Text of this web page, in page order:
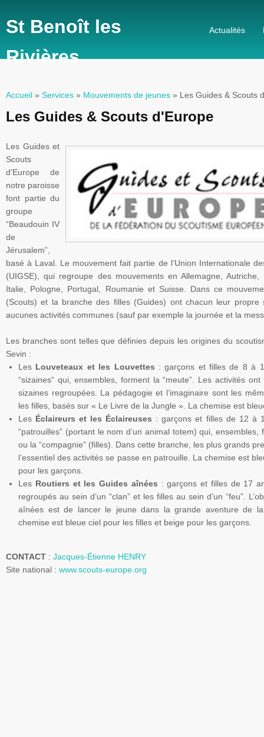
St Benoît les
Rivières
Actualités
Vous êtes ici
Accueil » Services » Mouvements de jeunes » Les Guides & Scouts
Les Guides & Scouts d'Europe
Les Guides et
Scouts
d’Europe de
notre paroisse
font partie du
groupe
“Beaudouin IV
de
Jérusalem”
basé à Laval . Le mouvement fait partie de l’Union Internationale
(UIGSE), qui regroupe des mouvements en Allemagne,
Italie, Pologne , Portugal, Roumanie et Suisse. Dans ce
(Scouts) et la branche des filles (Guides) ont chacun leur propre
aucunes activités communes (sauf par exemple la journée et la
Les branches sont telles que définies depuis les origines du
Sevin :
Les Louveteaux et les Louvettes : garçons et filles de 8 à
“sizaines“ qui, ensembles, forment la “meute”. Les activités
sizaines regroupées. La pédagogie et l’imaginaire sont les
les filles, basés sur « Le Livre de la Jungle ». La chemise est
Les Éclaireurs et les Éclaireuses : garçons et filles de 12 à
“patrouilles” (portant le nom d’un animal totem) qui, ensembles,
ou la “compagnie” (filles). Dans cette branche, les plus grands
l’essentiel des activités se passe en patrouille. La chemise est
pour les garçons.
Les Routiers et les Guides aînées : garçons et filles de 17
regroupés au sein d’un “clan” et les filles au sein d’un “feu”.
aînées est de lancer le jeune dans la grande aventure de
chemise est bleue ciel pour les filles et beige pour les garçons.
CONTACT : Jacques-Étienne HENRY
Site national : www.scouts-europe.org